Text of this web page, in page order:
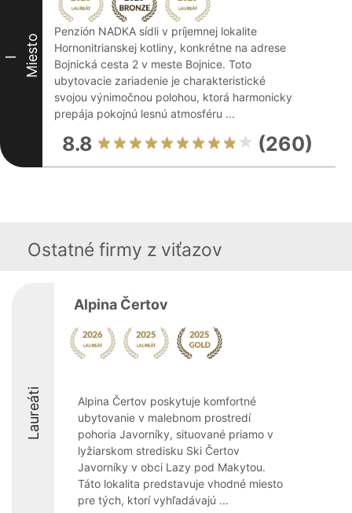
I Miesto
Penzión NADKA sídli v príjemnej lokalite
Hornonitrianskej kotliny, konkrétne na adrese
Bojnická cesta 2 v meste Bojnice. Toto
ubytovacie zariadenie je charakteristické
svojou výnimočnou polohou, ktorá harmonicky
prepája pokojnú lesnú atmosféru ...
8.8 (260)
Ostatné firmy z viťazov
Laureáti
Alpina Čertov
Alpina Čertov poskytuje komfortné
ubytovanie v malebnom prostredí
pohoria Javorníky, situované priamo v
lyžiarskom stredisku Ski Čertov
Javorníky v obci Lazy pod Makytou.
Táto lokalita predstavuje vhodné miesto
pre tých, ktorí vyhľadávajú ...